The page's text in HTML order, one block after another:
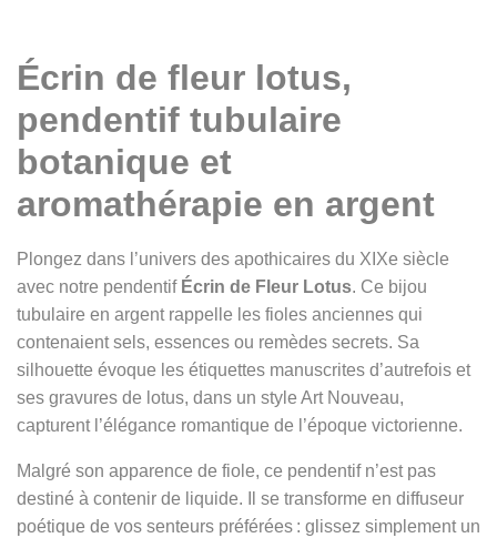
Écrin de fleur lotus,
pendentif tubulaire
botanique et
aromathérapie en argent
Plongez dans l’univers des apothicaires du XIXe siècle
avec notre pendentif Écrin de Fleur Lotus. Ce bijou
tubulaire en argent rappelle les fioles anciennes qui
contenaient sels, essences ou remèdes secrets. Sa
silhouette évoque les étiquettes manuscrites d’autrefois et
ses gravures de lotus, dans un style Art Nouveau,
capturent l’élégance romantique de l’époque victorienne.
Malgré son apparence de fiole, ce pendentif n’est pas
destiné à contenir de liquide. Il se transforme en diffuseur
poétique de vos senteurs préférées : glissez simplement un